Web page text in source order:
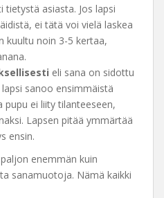
asiasta. Jos lapsi
ei tätä voi vielä laskea
kuultu noin 3-5 kertaa,
eli sana on sidottu
sanoo ensimmäistä
pupu ei liity tilanteeseen,
Lapsen pitää ymmärtää
ensin.
enemmän kuin
sanamuotoja. Nämä kaikki